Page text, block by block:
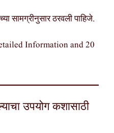
सामग्रीनुसार ठरवली पाहिजे.
Information and 20
उपयोग कशासाठी